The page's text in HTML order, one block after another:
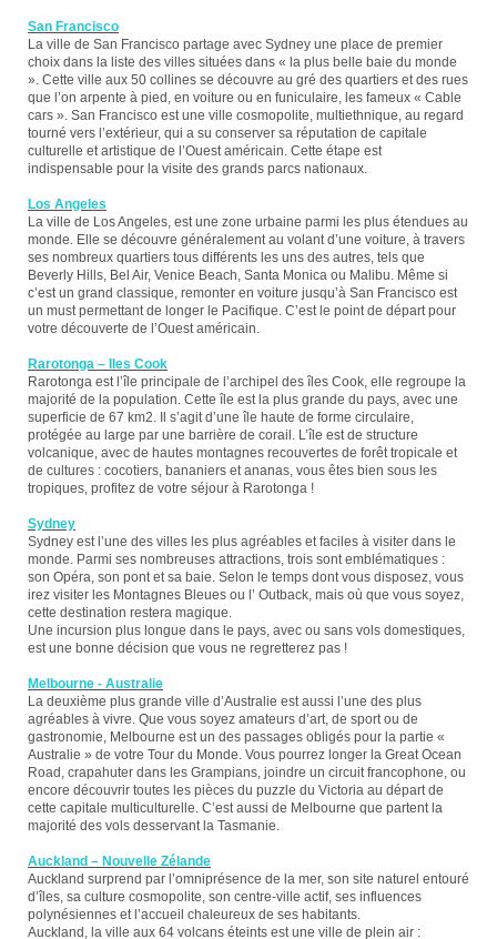
San Francisco
La ville de San Francisco partage avec Sydney une place de premier
choix dans la liste des villes situées dans « la plus belle baie du monde
». Cette ville aux 50 collines se découvre au gré des quartiers et des rues
que l’on arpente à pied, en voiture ou en funiculaire, les fameux « Cable
cars ». San Francisco est une ville cosmopolite, multiethnique, au regard
tourné vers l’extérieur, qui a su conserver sa réputation de capitale
culturelle et artistique de l’Ouest américain. Cette étape est
indispensable pour la visite des grands parcs nationaux.
Los Angeles
La ville de Los Angeles, est une zone urbaine parmi les plus étendues au
monde. Elle se découvre généralement au volant d’une voiture, à travers
ses nombreux quartiers tous différents les uns des autres, tels que
Beverly Hills, Bel Air, Venice Beach, Santa Monica ou Malibu. Même si
c’est un grand classique, remonter en voiture jusqu’à San Francisco est
un must permettant de longer le Pacifique. C’est le point de départ pour
votre découverte de l’Ouest américain.
Rarotonga – Iles Cook
Rarotonga est l’île principale de l’archipel des îles Cook, elle regroupe la
majorité de la population. Cette île est la plus grande du pays, avec une
superficie de 67 km2. Il s’agit d’une île haute de forme circulaire,
protégée au large par une barrière de corail. L’île est de structure
volcanique, avec de hautes montagnes recouvertes de forêt tropicale et
de cultures : cocotiers, bananiers et ananas, vous êtes bien sous les
tropiques, profitez de votre séjour à Rarotonga !
Sydney
Sydney est l’une des villes les plus agréables et faciles à visiter dans le
monde. Parmi ses nombreuses attractions, trois sont emblématiques :
son Opéra, son pont et sa baie. Selon le temps dont vous disposez, vous
irez visiter les Montagnes Bleues ou l’ Outback, mais où que vous soyez,
cette destination restera magique.
Une incursion plus longue dans le pays, avec ou sans vols domestiques,
est une bonne décision que vous ne regretterez pas !
Melbourne - Australie
La deuxième plus grande ville d’Australie est aussi l’une des plus
agréables à vivre. Que vous soyez amateurs d’art, de sport ou de
gastronomie, Melbourne est un des passages obligés pour la partie «
Australie » de votre Tour du Monde. Vous pourrez longer la Great Ocean
Road, crapahuter dans les Grampians, joindre un circuit francophone, ou
encore découvrir toutes les pièces du puzzle du Victoria au départ de
cette capitale multiculturelle. C’est aussi de Melbourne que partent la
majorité des vols desservant la Tasmanie.
Auckland – Nouvelle Zélande
Auckland surprend par l’omniprésence de la mer, son site naturel entouré
d’îles, sa culture cosmopolite, son centre-ville actif, ses influences
polynésiennes et l’accueil chaleureux de ses habitants.
Auckland, la ville aux 64 volcans éteints est une ville de plein air :